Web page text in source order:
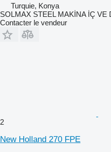
Turquie, Konya
SOLMAX STEEL MAKİNA İÇ VE
Contacter le vendeur
2
New Holland 270 FPE